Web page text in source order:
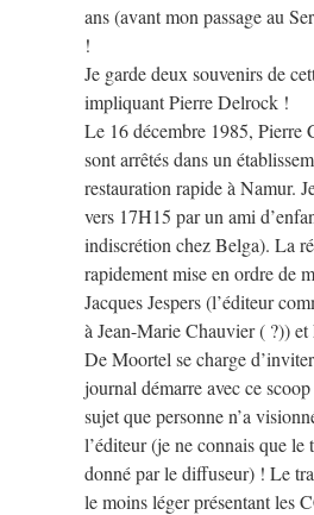
ans (avant mon passage au
!
Je garde deux souvenirs de
impliquant Pierre Delrock !
Le 16 décembre 1985, Pierre
sont arrêtés dans un
restauration rapide à Namur.
vers 17H15 par un ami
indiscrétion chez Belga). La
rapidement mise en ordre de
Jacques Jespers (l’éditeur
à Jean-Marie Chauvier ( ?))
De Moortel se charge
journal démarre avec ce
sujet que personne n’a
l’éditeur (je ne connais que le
donné par le diffuseur) ! Le
le moins léger présentant les